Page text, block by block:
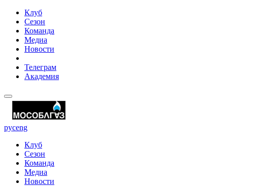
Клуб
Сезон
Команда
Медиа
Новости
Телеграм
Академия
русeng
Клуб
Сезон
Команда
Медиа
Новости